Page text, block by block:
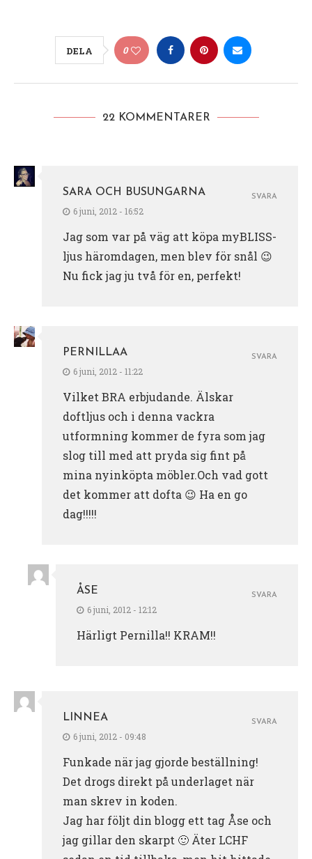
DELA 0
22 KOMMENTARER
SARA OCH BUSUNGARNA
6 juni, 2012 - 16:52
Jag som var på väg att köpa myBLISS-
ljus häromdagen, men blev för snål 😉
Nu fick jag ju två för en, perfekt!
SVARA
PERNILLAA
6 juni, 2012 - 11:22
Vilket BRA erbjudande. Älskar
doftljus och i denna vackra
utformning kommer de fyra som jag
slog till med att pryda sig fint på
mina nyinköpta möbler.Och vad gott
det kommer att dofta 😉 Ha en go
dag!!!!!
SVARA
ÅSE
6 juni, 2012 - 12:12
Härligt Pernilla!! KRAM!!
SVARA
LINNEA
6 juni, 2012 - 09:48
Funkade när jag gjorde beställning!
Det drogs direkt på underlaget när
man skrev in koden.
Jag har följt din blogg ett tag Åse och
jag gillar den skarpt 🙂 Äter LCHF
SVARA